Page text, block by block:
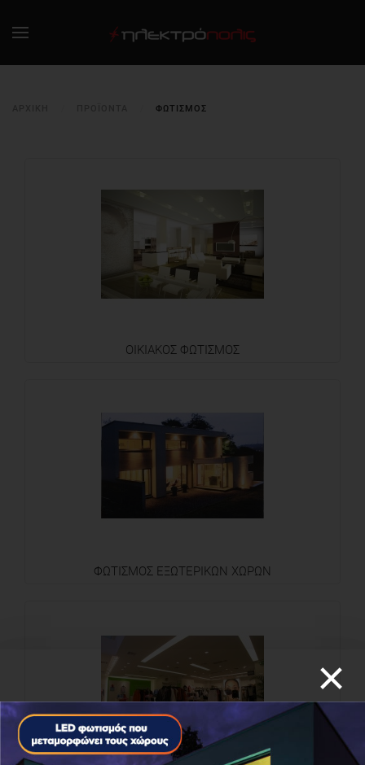
ΦΩΤΙΣΜΟΣ
ΟΙΚΙΑΚΟΣ ΦΩΤΙΣΜΟΣ
ΦΩΤΙΣΜΟΣ ΕΞΩΤΕΡΙΚΩΝ ΧΩΡΩΝ
×